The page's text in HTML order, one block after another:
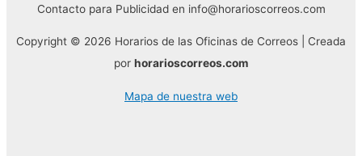
Contacto para Publicidad en info@horarioscorreos.com
Copyright © 2026 Horarios de las Oficinas de Correos | Creada
por horarioscorreos.com
Mapa de nuestra web